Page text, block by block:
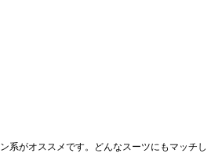
系がオススメです。どんなスーツにもマッチし